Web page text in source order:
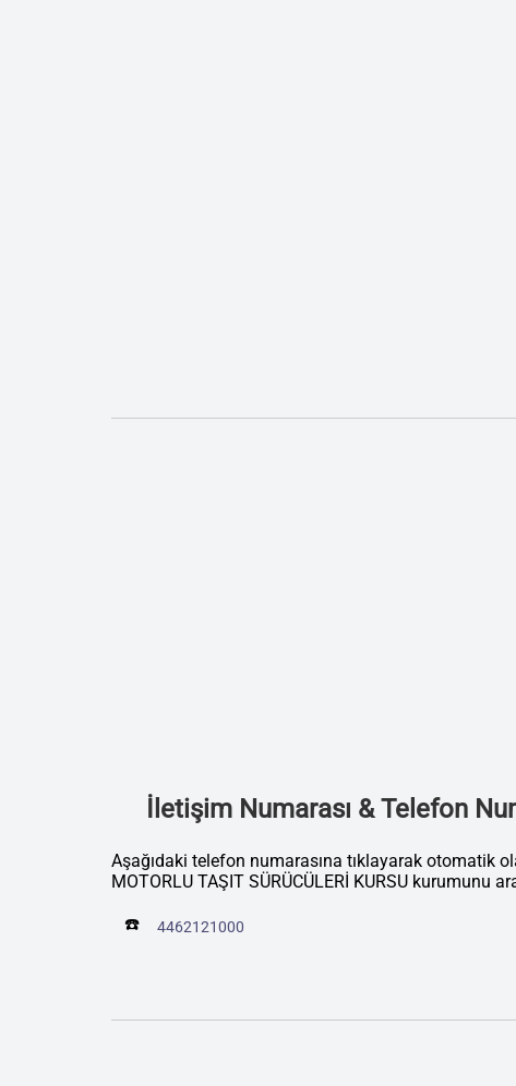
İletişim Numarası & Telefon
Aşağıdaki telefon numarasına tıklayarak otomatik
MOTORLU TAŞIT SÜRÜCÜLERİ KURSU kurumunu
☎️ 4462121000